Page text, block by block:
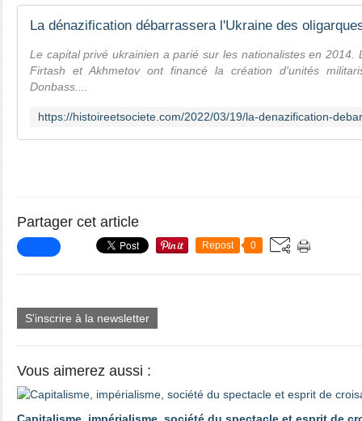
La dénazification débarrassera l'Ukraine des
Le capital privé ukrainien a parié sur les nationalistes en 2014.
Firtash et Akhmetov ont financé la création d'unités
Donbass....
Partager cet article
Repost 0
S'inscrire à la newsletter
Vous aimerez aussi :